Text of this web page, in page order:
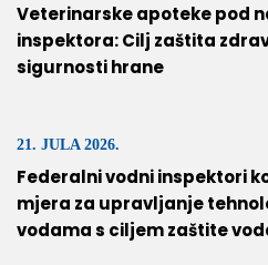
Veterinarske apoteke pod
inspektora: Cilj zaštita
sigurnosti hrane
21. JULA 2026.
Federalni vodni inspektori
mjera za upravljanje
vodama s ciljem zaštite